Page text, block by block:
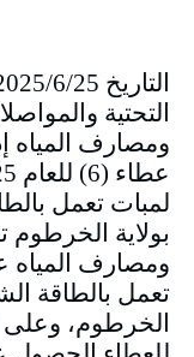
التحتية
ومصارف المياه
لمبات تعمل
بولاية الخرطوم
ومصارف المياه
تعمل بالطاقة
الخرطوم، وعلى